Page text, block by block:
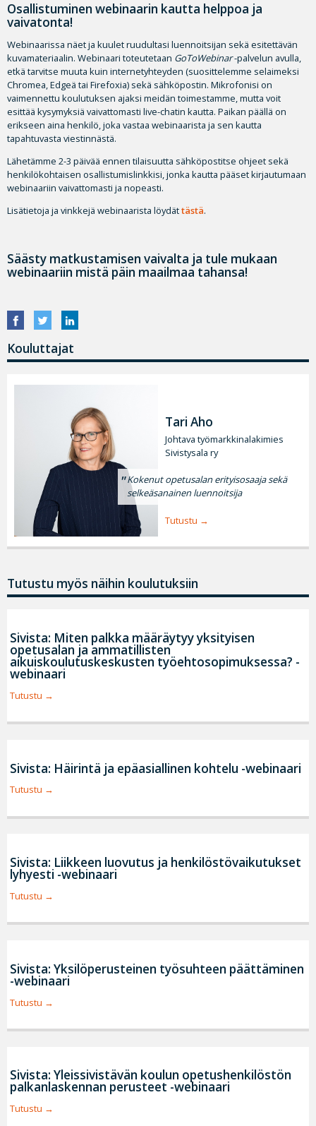
Osallistuminen webinaarin kautta helppoa ja
vaivatonta!
Webinaarissa näet ja kuulet ruudultasi luennoitsijan sekä esitettävän
kuvamateriaalin. Webinaari toteutetaan GoToWebinar-palvelun avulla,
etkä tarvitse muuta kuin internetyhteyden (suosittelemme selaimeksi
Chromea, Edgeä tai Firefoxia) sekä sähköpostin. Mikrofonisi on
vaimennettu koulutuksen ajaksi meidän toimestamme, mutta voit
esittää kysymyksiä vaivattomasti live-chatin kautta. Paikan päällä on
erikseen aina henkilö, joka vastaa webinaarista ja sen kautta
tapahtuvasta viestinnästä.
Lähetämme 2-3 päivää ennen tilaisuutta sähköpostitse ohjeet sekä
henkilökohtaisen osallistumislinkkisi, jonka kautta pääset kirjautumaan
webinaariin vaivattomasti ja nopeasti.
Lisätietoja ja vinkkejä webinaarista löydättästä.
Säästy matkustamisen vaivalta ja tule mukaan
webinaariin mistä päin maailmaa tahansa!
Kouluttajat
Tari Aho
Johtava työmarkkinalakimies
Sivistysala ry
Kokenut opetusalan erityisosaaja sekä
selkeäsanainen luennoitsija
Tutustu
Tutustu myös näihin koulutuksiin
Sivista: Miten palkka määräytyy yksityisen
opetusalan ja ammatillisten
aikuiskoulutuskeskusten työehtosopimuksessa? -
webinaari
Tutustu
Sivista: Häirintä ja epäasiallinen kohtelu -webinaari
Tutustu
Sivista: Liikkeen luovutus ja henkilöstövaikutukset
lyhyesti -webinaari
Tutustu
Sivista: Yksilöperusteinen työsuhteen päättäminen
-webinaari
Tutustu
Sivista: Yleissivistävän koulun opetushenkilöstön
palkanlaskennan perusteet -webinaari
Tutustu